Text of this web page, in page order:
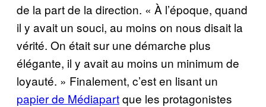
de la part de la direction. « À l’époque, quand
il y avait un souci, au moins on nous disait la
vérité. On était sur une démarche plus
élégante, il y avait au moins un minimum de
loyauté. » Finalement, c’est en lisant un
papier de Médiapartque les protagonistes